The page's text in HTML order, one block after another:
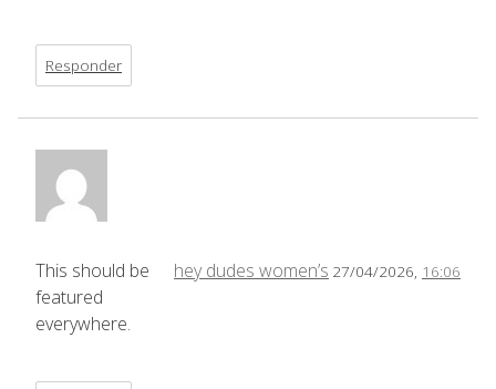
Responder
hey dudes women’s 27/04/2026, 16:06
This should be
featured
everywhere.